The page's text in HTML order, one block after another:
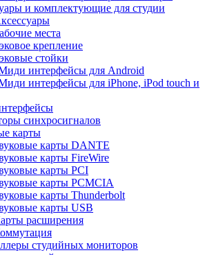
и комплектующие для студии
места
крепление
стойки
интерфейсы для Android
интерфейсы для iPhone, iPod touch и
синхросигналов
карты
карты DANTE
карты FireWire
карты PCI
карты PCMCIA
карты Thunderbolt
карты USB
расширения
студийных мониторов